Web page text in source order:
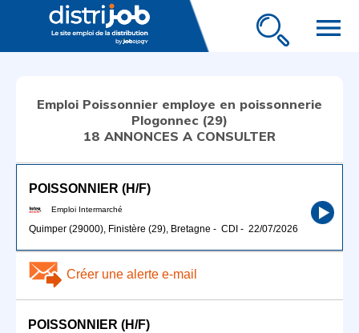
menu
Emploi Poissonnier employe en poissonnerie
Plogonnec (29)
18 ANNONCES A CONSULTER
POISSONNIER (H/F)
Emploi Intermarché
Quimper (29000), Finistère (29), Bretagne - CDI - 22/07/2026
Créer une alerte e-mail
POISSONNIER (H/F)